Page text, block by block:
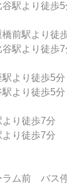
駅より徒歩5
前駅より徒
駅より徒歩7
より徒歩5分
より徒歩5分
り徒歩7分
り徒歩7分
ラム前 バス